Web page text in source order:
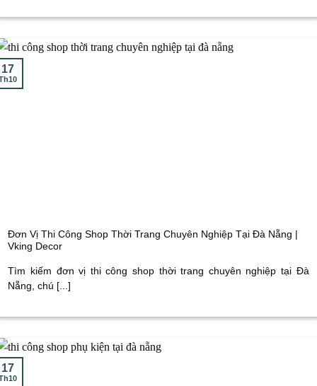
Đơn Vị Thi Công Shop Thời Trang Chuyên Nghiệp Tại Đà Nẵng |
Vking Decor
Tìm kiếm đơn vị thi công shop thời trang chuyên nghiệp tại Đà
Nẵng, chú [...]
17
17